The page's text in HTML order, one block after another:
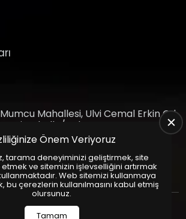
Mahallesi, Ulvi Cemal Erkin Cd.
Yenimahalle/Ankara
354 8888
343 4085
| Bu site Us Yazılım
Paketleri ile Hazırlanmıştır. © 2025
Önem Veriyoruz
tarama deneyiminizi geliştirmek, site
ve sitemizin işlevselliğini artırmak
Web sitemizi kullanmaya
çerezlerin kullanılmasını kabul etmiş
olursunuz.
Tamam